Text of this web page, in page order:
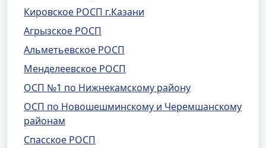
Кировское РОСП г.Казани
Агрызское РОСП
Альметьевское РОСП
Менделеевское РОСП
ОСП №1 по Нижнекамскому району
ОСП по Новошешминскому и Черемшанскому
районам
Спасское РОСП